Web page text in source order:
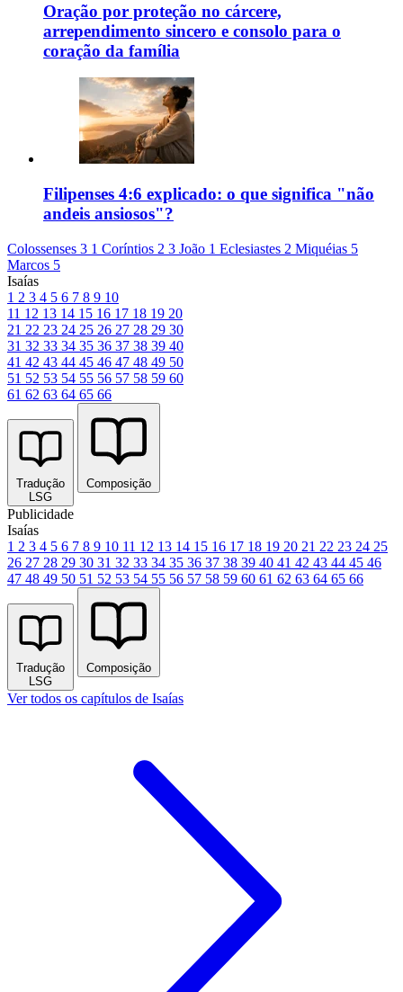
Oração por proteção no cárcere,
arrependimento sincero e consolo para o
coração da família
Filipenses 4:6 explicado: o que significa "não
andeis ansiosos"?
Colossenses 3 1 Coríntios 2 3 João 1 Eclesiastes 2 Miquéias 5
Marcos 5
Isaías
1 2 3 4 5 6 7 8 9 10
11 12 13 14 15 16 17 18 19 20
21 22 23 24 25 26 27 28 29 30
31 32 33 34 35 36 37 38 39 40
41 42 43 44 45 46 47 48 49 50
51 52 53 54 55 56 57 58 59 60
61 62 63 64 65 66
Tradução
LSG
Composição
Publicidade
Isaías
1 2 3 4 5 6 7 8 9 10 11 12 13 14 15 16 17 18 19 20 21 22 23 24 25
26 27 28 29 30 31 32 33 34 35 36 37 38 39 40 41 42 43 44 45 46
47 48 49 50 51 52 53 54 55 56 57 58 59 60 61 62 63 64 65 66
Tradução
LSG
Composição
Ver todos os capítulos de Isaías